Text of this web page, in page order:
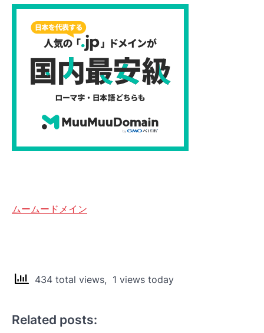
ムームードメイン
434 total views, 1 views today
Related posts: